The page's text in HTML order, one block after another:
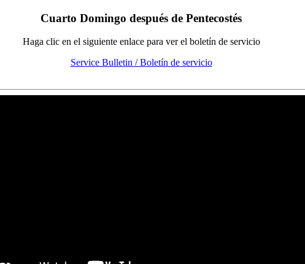
Cuarto Domingo después de Pentecostés
Haga clic en el siguiente enlace para ver el boletín de servicio
Service Bulletin / Boletín de servicio